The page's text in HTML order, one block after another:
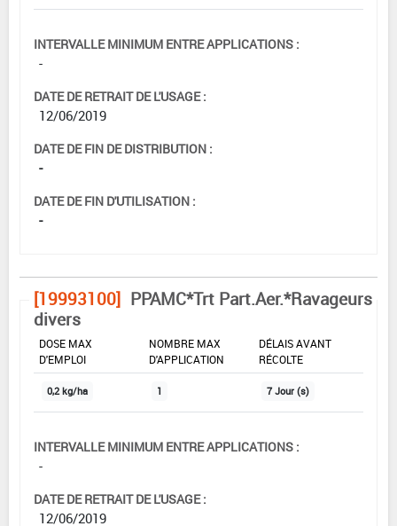
INTERVALLE MINIMUM ENTRE APPLICATIONS :
-
DATE DE RETRAIT DE L'USAGE :
12/06/2019
DATE DE FIN DE DISTRIBUTION :
-
DATE DE FIN D'UTILISATION :
-
[19993100] PPAMC*Trt Part.Aer.*Ravageurs
divers
DOSE MAX
D'EMPLOI
NOMBRE MAX
D'APPLICATION
DÉLAIS AVANT
RÉCOLTE
0,2 kg/ha 1 7 Jour (s)
INTERVALLE MINIMUM ENTRE APPLICATIONS :
-
DATE DE RETRAIT DE L'USAGE :
12/06/2019